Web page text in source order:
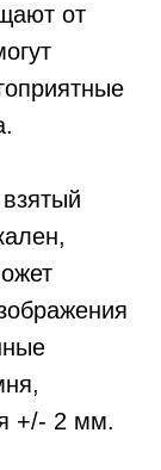
от
+/- 2 мм.